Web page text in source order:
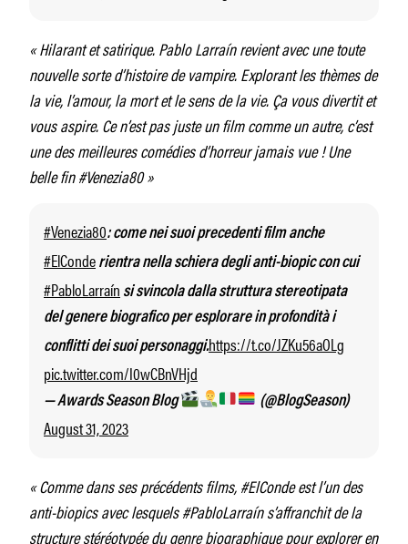
« Hilarant et satirique. Pablo Larraín revient avec une toute
nouvelle sorte d’histoire de vampire. Explorant les thèmes de
la vie, l’amour, la mort et le sens de la vie. Ça vous divertit et
vous aspire. Ce n’est pas juste un film comme un autre, c’est
une des meilleures comédies d’horreur jamais vue ! Une
belle fin #Venezia80 »
#Venezia80: come nei suoi precedenti film anche
#ElConde rientra nella schiera degli anti-biopic con cui
#PabloLarraín si svincola dalla struttura stereotipata
del genere biografico per esplorare in profondità i
conflitti dei suoi personaggi.https://t.co/JZKu56aOLg
pic.twitter.com/I0wCBnVHjd
— Awards Season Blog (@BlogSeason)
August 31, 2023
« Comme dans ses précédents films, #ElConde est l’un des
anti-biopics avec lesquels #PabloLarraín s’affranchit de la
structure stéréotypée du genre biographique pour explorer en